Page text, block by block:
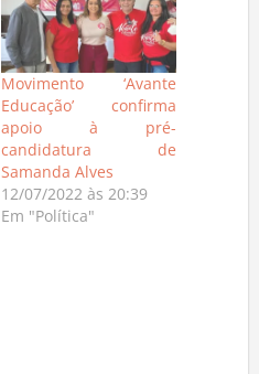
Movimento ‘Avante
Educação’ confirma
apoio à pré-
candidatura de
Samanda Alves
12/07/2022 às 20:39
Em "Política"